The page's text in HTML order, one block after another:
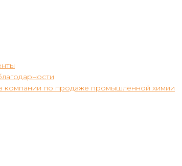
компании по продаже промышленной химии